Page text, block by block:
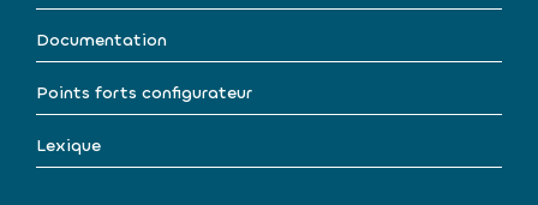
Documentation
Points forts configurateur
Lexique